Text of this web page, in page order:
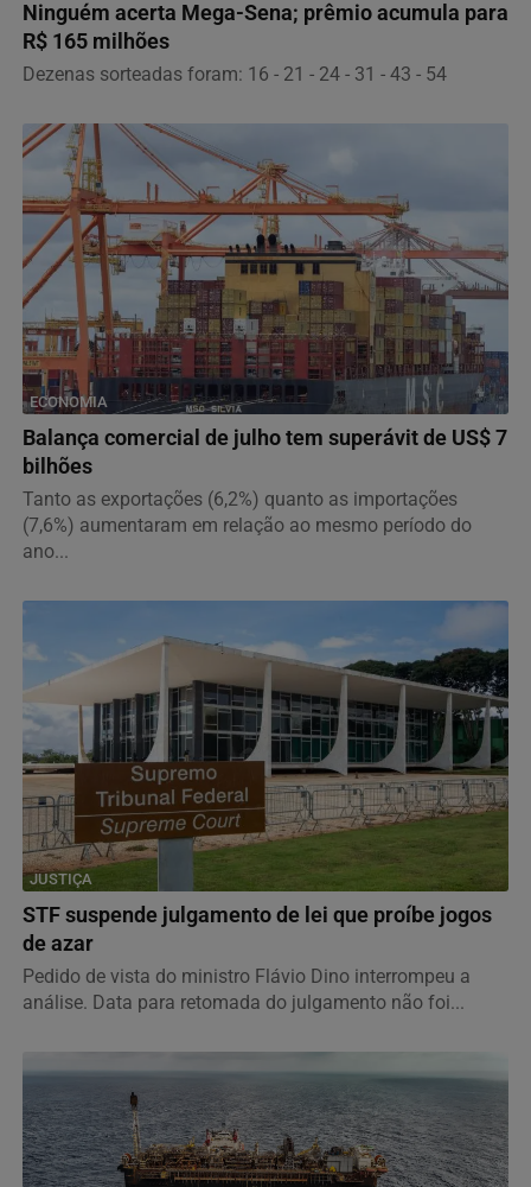
Ninguém acerta Mega-Sena; prêmio acumula para
R$ 165 milhões
Dezenas sorteadas foram: 16 - 21 - 24 - 31 - 43 - 54
ECONOMIA
Balança comercial de julho tem superávit de US$ 7
bilhões
Tanto as exportações (6,2%) quanto as importações
(7,6%) aumentaram em relação ao mesmo período do
ano...
JUSTIÇA
STF suspende julgamento de lei que proíbe jogos
de azar
Pedido de vista do ministro Flávio Dino interrompeu a
análise. Data para retomada do julgamento não foi...